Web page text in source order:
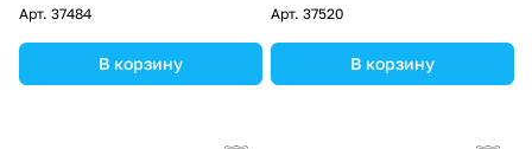
Арт. 37484
В корзину
Арт. 37520
В корзину